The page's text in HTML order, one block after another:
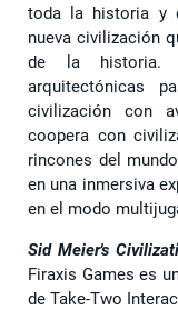
toda la historia y
nueva civilización
de la historia.
arquitectónicas
civilización con
coopera con
rincones del
en una inmersiva
en el modo
Sid Meier's
Firaxis Games es
de Take-Two